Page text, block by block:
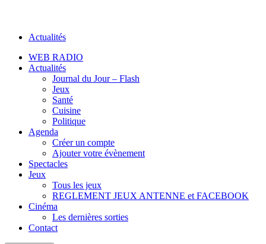
Actualités
WEB RADIO
Actualités
Journal du Jour – Flash
Jeux
Santé
Cuisine
Politique
Agenda
Créer un compte
Ajouter votre évènement
Spectacles
Jeux
Tous les jeux
REGLEMENT JEUX ANTENNE et FACEBOOK
Cinéma
Les dernières sorties
Contact